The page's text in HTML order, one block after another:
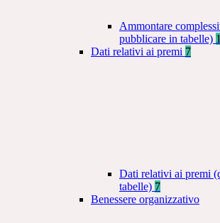
Ammontare
pubblicare in tabelle)
Dati relativi ai premi 7
Dati relativi ai premi
tabelle) 7
Benessere organizzativo